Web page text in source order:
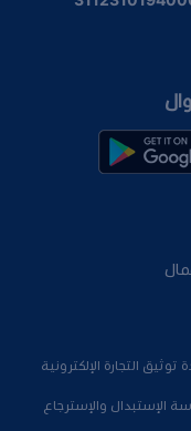
توثيق التجارة الإلكترونية
الإستبدال والإسترجاع